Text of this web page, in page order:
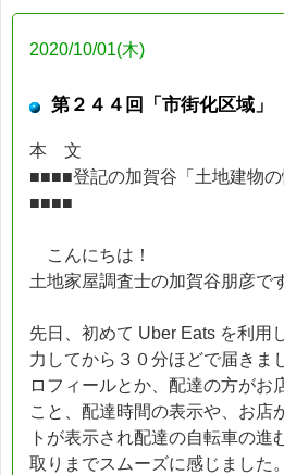
2020/10/01(木)
第２４４回「市街化区域」
本 文
■■■■登記の加賀谷「土地建物の
■■■■
こんにちは！
土地家屋調査士の加賀谷朋彦で
先日、初めて Uber Eats を利用
力してから３０分ほどで届きま
ロフィールとか、配達の方がお
こと、配達時間の表示や、お店
トが表示され配達の自転車の進
取りまでスムーズに感じました